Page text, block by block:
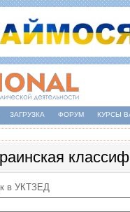
ЗАГРУЗКА ФОРУМ
КУРСЫ
в УКТЗЕД